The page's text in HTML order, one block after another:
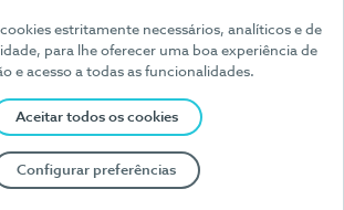
estritamente necessários, analíticos e de
para lhe oferecer uma boa experiência de
e acesso a todas as funcionalidades.
Aceitar todos os cookies
Configurar preferências